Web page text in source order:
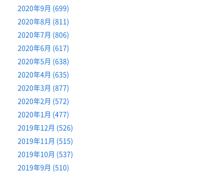
2020年9月 (699)
2020年8月 (811)
2020年7月 (806)
2020年6月 (617)
2020年5月 (638)
2020年4月 (635)
2020年3月 (877)
2020年2月 (572)
2020年1月 (477)
2019年12月 (526)
2019年11月 (515)
2019年10月 (537)
2019年9月 (510)